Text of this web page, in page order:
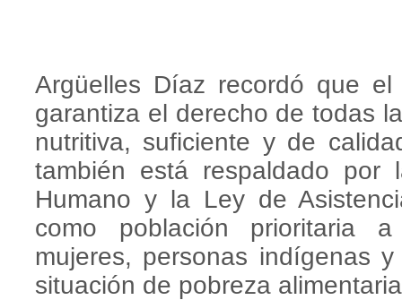
Argüelles Díaz recordó que
garantiza el derecho de todas
nutritiva, suficiente y de
también está respaldado
Humano y la Ley de
como población prioritaria
mujeres, personas indígenas
situación de pobreza